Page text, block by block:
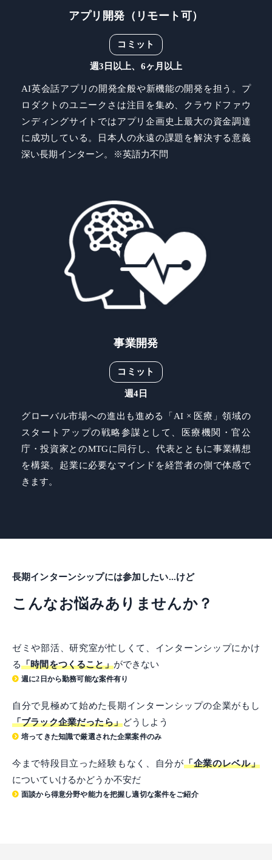
アプリ開発（リモート可）
コミット
週3日以上、6ヶ月以上
AI英会話アプリの開発全般や新機能の開発を担う。プ
ロダクトのユニークさは注目を集め、クラウドファウ
ンディングサイトではアプリ企画史上最大の資金調達
に成功している。日本人の永遠の課題を解決する意義
深い長期インターン。※英語力不問
事業開発
コミット
週4日
グローバル市場への進出も進める「AI × 医療」領域の
スタートアップの戦略参謀として、医療機関・官公
庁・投資家とのMTGに同行し、代表とともに事業構想
を構築。起業に必要なマインドを経営者の側で体感で
きます。
長期インターンシップには参加したい...けど
こんなお悩みありませんか？
ゼミや部活、研究室が忙しくて、インターンシップにかけ
る「時間をつくること」ができない
週に2日から勤務可能な案件有り
自分で見極めて始めた長期インターンシップの企業がもし
「ブラック企業だったら」どうしよう
培ってきた知識で厳選された企業案件のみ
今まで特段目立った経験もなく、自分が「企業のレベル」
についていけるかどうか不安だ
面談から得意分野や能力を把握し適切な案件をご紹介